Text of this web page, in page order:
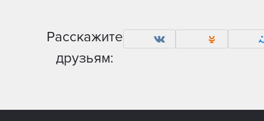
Расскажите
друзьям: